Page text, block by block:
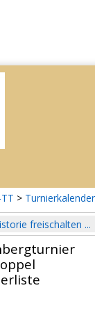
> Turnierkalender
freischalten ...